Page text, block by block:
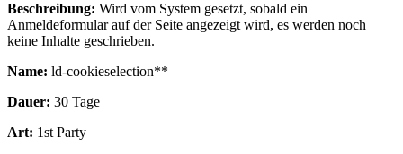
Beschreibung: Wird vom System gesetzt, sobald ein
Anmeldeformular auf der Seite angezeigt wird, es werden noch
keine Inhalte geschrieben.
Name: ld-cookieselection**
Dauer: 30 Tage
Art: 1st Party